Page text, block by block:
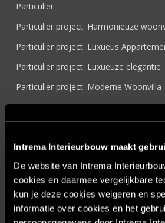
Intrema Interieurbouw maakt
De website van Intrema
cookies en daarmee vergelijkbare
kun je deze cookies weigeren en
informatie over cookies en het
Particulier
Particulier project: Harmonieuze
Particulier project: Luxueus
Particulier project: Luxueuze elegantie
Particulier project: Moderne Woonvilla
Particulier project: Stijlvolle Woonvilla
Projecten
Referenties
Samenwerken
Sensire